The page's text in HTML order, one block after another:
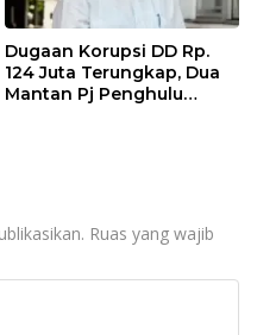
Dugaan Korupsi DD Rp.
124 Juta Terungkap, Dua
Mantan Pj Penghulu
Ruas yang wajib